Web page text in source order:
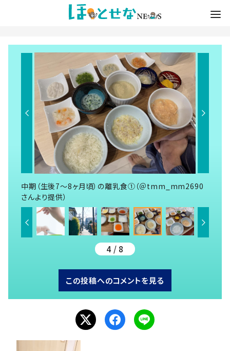
中期（生後7～8ヶ月頃）の離乳食①（＠tmm_mm2690
さんより提供）
4 / 8
この投稿へのコメントを見る